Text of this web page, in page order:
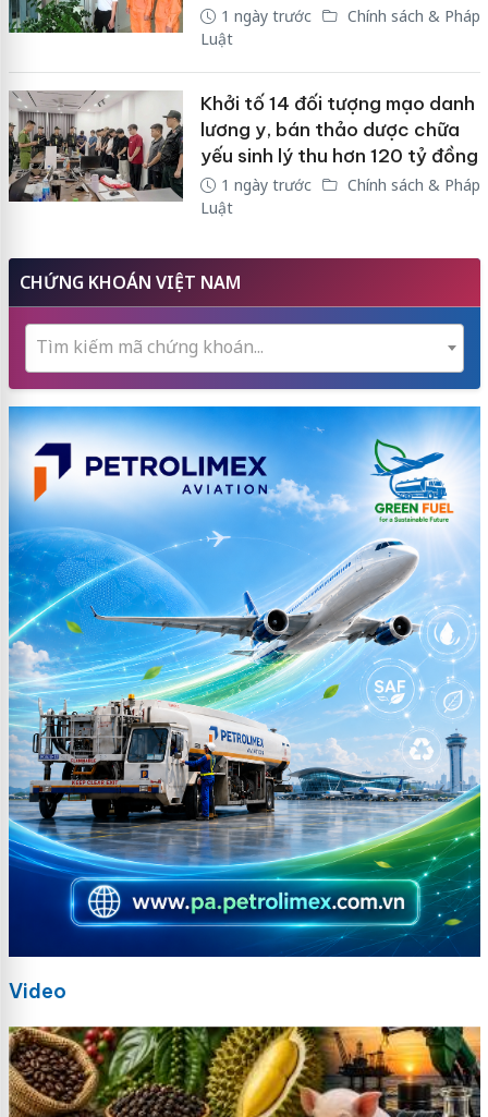
1 ngày trước
Chính sách & Pháp
Luật
Khởi tố 14 đối tượng mạo danh
lương y, bán thảo dược chữa
yếu sinh lý thu hơn 120 tỷ đồng
1 ngày trước
Chính sách & Pháp
Luật
CHỨNG KHOÁN VIỆT NAM
Tìm kiếm mã chứng khoán...
Video